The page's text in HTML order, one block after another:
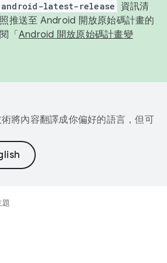
android-latest-release
資訊清
推送至 Android 開放原始碼計畫的
「 Android 開放原始碼計畫變
將內容翻譯成你偏好的語言，但可
題